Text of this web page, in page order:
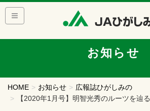
お知らせ
HOME お知らせ
広報誌ひがしみの
【2020年1月号】明智光秀のルーツを辿る